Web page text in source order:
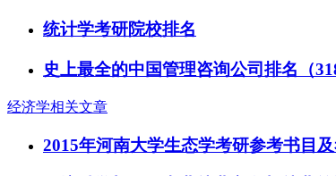
统计学考研院校排名
史上最全的中国管理咨询公司排名（
经济学相关文章
2015年河南大学生态学考研参考书目